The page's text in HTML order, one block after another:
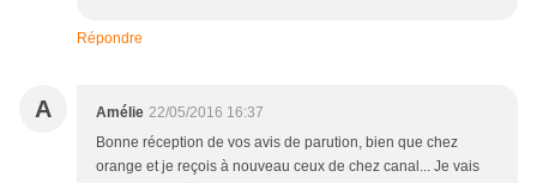
Répondre
A Amélie 22/05/2016 16:37
Bonne réception de vos avis de parution, bien que chez
orange et je reçois à nouveau ceux de chez canal... Je vais